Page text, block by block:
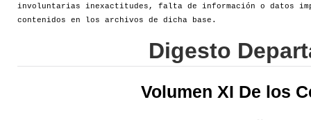
involuntarias inexactitudes, falta de información o datos
contenidos en los archivos de dicha base.
Digesto
Volumen XI De los